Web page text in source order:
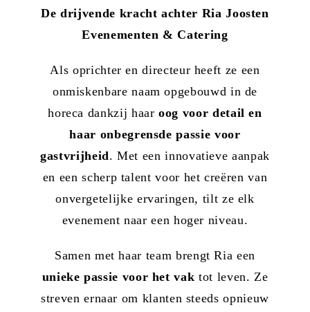
Offerte aanvragen
De drijvende kracht achter Ria Joosten
Evenementen & Catering
Als oprichter en directeur heeft ze een
onmiskenbare naam opgebouwd in de
horeca dankzij haaroog voor detail en
haar onbegrensde passie voor
gastvrijheid. Met een innovatieve aanpak
en een scherp talent voor het creëren van
onvergetelijke ervaringen, tilt ze elk
evenement naar een hoger niveau.
Samen met haar team brengt Ria een
unieke passie voor het vak tot leven. Ze
streven ernaar om klanten steeds opnieuw